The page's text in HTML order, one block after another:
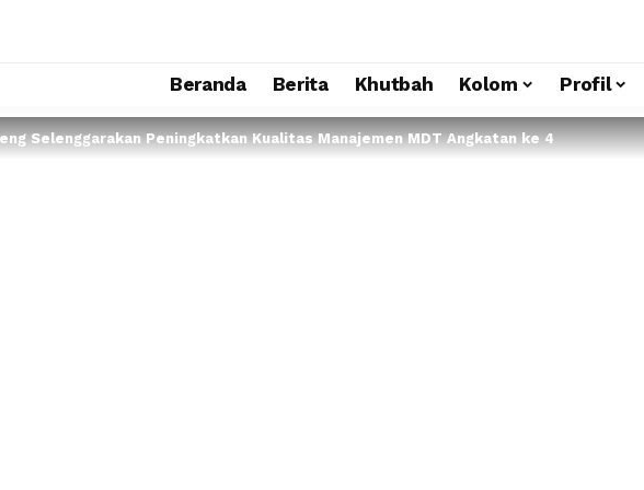
Beranda Berita Khutbah Kolom Profil
Selenggarakan Peningkatkan Kualitas Manajemen MDT Angkatan ke 4